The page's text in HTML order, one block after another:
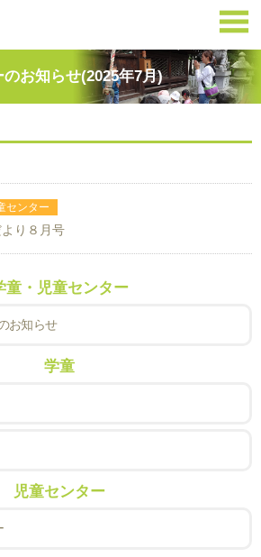

お知らせ(2025年7月)
り８月号
童・児童センター
お知らせ
学童
児童センター